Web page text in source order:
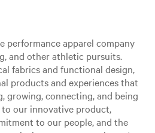
performance apparel company
and other athletic pursuits.
fabrics and functional design,
products and experiences that
growing, connecting, and being
to our innovative product,
to our people, and the